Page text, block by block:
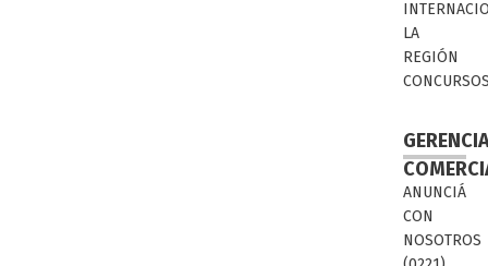
LA
REGIÓN
ANUNCIÁ
CON
NOSOTROS